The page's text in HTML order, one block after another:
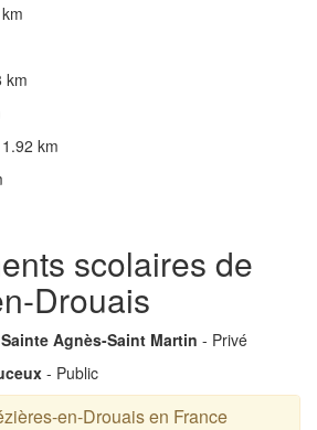
km
km
scolaires de
Drouais
Agnès-Saint Martin - Privé
- Public
en-Drouais en France